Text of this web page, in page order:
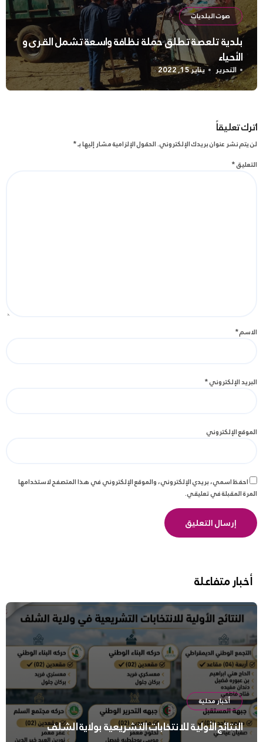
صوت البلديات
بلدية تلعصة تطلق حملة نظافة واسعة تشمل القرى و
الأحياء
التحرير يناير 15, 2022
اترك تعليقاً
لن يتم نشر عنوان بريدك الإلكتروني.الحقول الإلزامية مشار إليها بـ*
التعليق*
الاسم*
البريد الإلكتروني*
الموقع الإلكتروني
احفظ اسمي، بريدي الإلكتروني، والموقع الإلكتروني في هذا المتصفح لاستخدامها
المرة المقبلة في تعليقي.
أخبار متفاعلة
أخبار محلية
النتائج الأولية للانتخابات التشريعية بولاية الشلف